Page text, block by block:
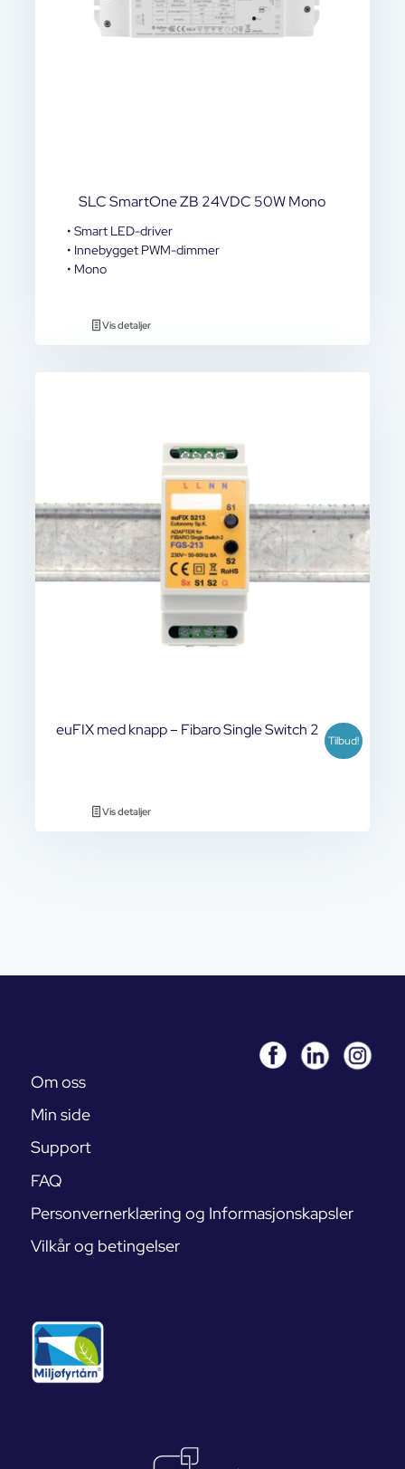
SLC SmartOne ZB 24VDC 50W Mono
• Smart LED-driver
• Innebygget PWM-dimmer
• Mono
Vis detaljer
euFIX med knapp – Fibaro Single Switch 2
Tilbud!
Vis detaljer
Om oss
Min side
Support
FAQ
Personvernerklæring og Informasjonskapsler
Vilkår og betingelser